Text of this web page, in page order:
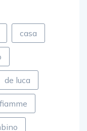
casa
de luca
fiamme